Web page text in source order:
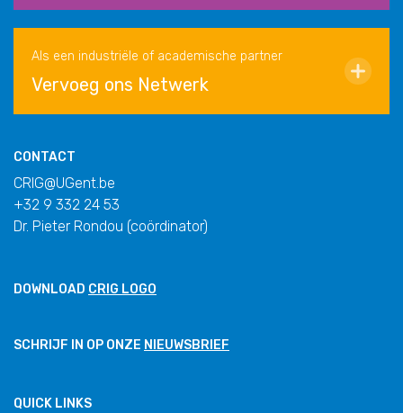
Als een industriële of academische partner
Vervoeg ons Netwerk
CONTACT
CRIG@UGent.be
+32 9 332 24 53
Dr. Pieter Rondou (coördinator)
DOWNLOAD CRIG LOGO
SCHRIJF IN OP ONZE NIEUWSBRIEF
QUICK LINKS